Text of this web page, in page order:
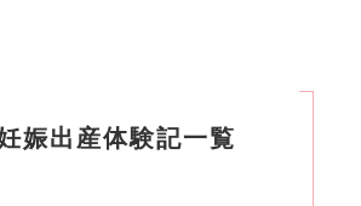
娠出産体験記一覧